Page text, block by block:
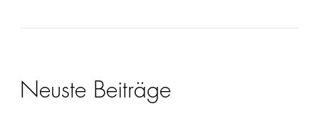
Neuste Beiträge